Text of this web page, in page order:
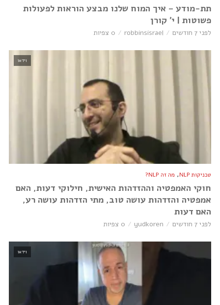
תת-מודע – איך המוח שלנו מבצע הוראות לפעולות
פשוטות | י׳ קורן
לפני 7 חודשים robbinsisrael 0 צפיות
וידאו
טכניקות NLP , מה זה NLP?
חוקי האמפטיה וההזדהות האישית, חילוקי דעות, האם
אמפטיה והזדהות עושה טוב, מתי הזדהות עושה רע,
האם דעות
לפני 7 חודשים yudkoren 0 צפיות
וידאו